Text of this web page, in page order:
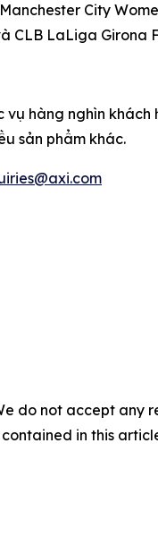
City
CLB LaLiga Girona
hàng nghìn
sản phẩm khác.
do not accept
in this